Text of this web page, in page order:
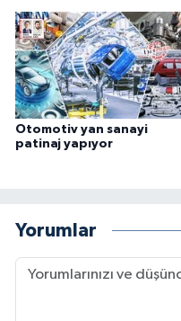
Otomotiv yan sanayi
patinaj yapıyor
Yorumlar